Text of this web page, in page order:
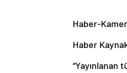
Haber-
Haber